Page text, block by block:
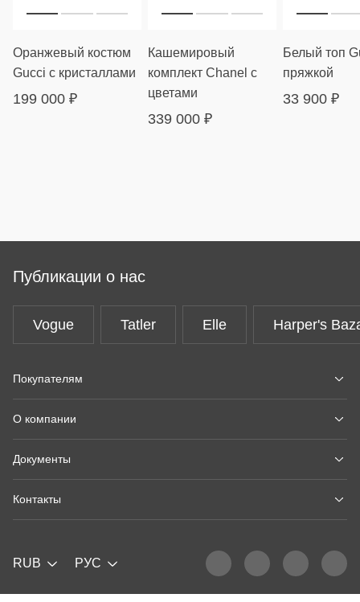
Оранжевый костюм
Gucci с кристаллами
199 000 ₽
Кашемировый
комплект Chanel с
цветами
339 000 ₽
Белый топ
пряжкой
33 900 ₽
Публикации о нас
Vogue Tatler Elle Harper's
Покупателям
О компании
Документы
Контакты
RUB РУС